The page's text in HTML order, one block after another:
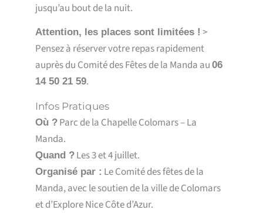
jusqu’au bout de la nuit.
Attention, les places sont limitées ! >
Pensez à réserver votre repas rapidement
auprès du Comité des Fêtes de la Manda au 06
14 50 21 59.
Infos Pratiques
Où ? Parc de la Chapelle Colomars – La
Manda.
Quand ? Les 3 et 4 juillet.
Organisé par : Le Comité des fêtes de la
Manda, avec le soutien de la ville de Colomars
et d’Explore Nice Côte d’Azur.